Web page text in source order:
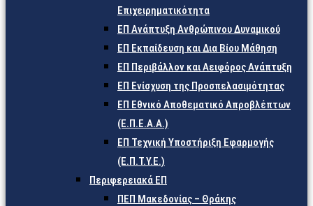
Επιχειρηματικότητα
ΕΠ Ανάπτυξη Ανθρώπινου Δυναμικού
ΕΠ Εκπαίδευση και Δια Βίου Μάθηση
ΕΠ Περιβάλλον και Αειφόρος Ανάπτυξη
ΕΠ Ενίσχυση της Προσπελασιμότητας
ΕΠ Εθνικό Αποθεματικό Απροβλέπτων
(Ε.Π.Ε.Α.Α.)
ΕΠ Τεχνική Υποστήριξη Εφαρμογής
(Ε.Π.Τ.Υ.Ε.)
Περιφερειακά ΕΠ
ΠΕΠ Μακεδονίας – Θράκης